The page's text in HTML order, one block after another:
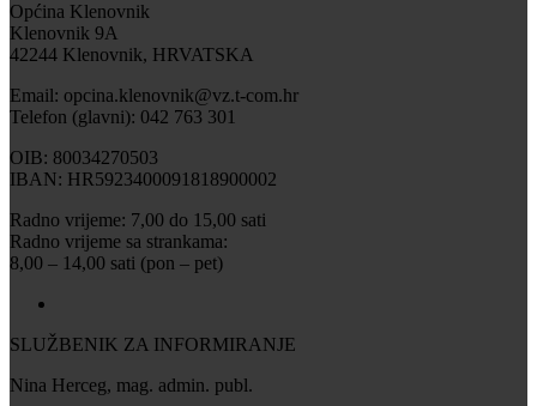
Općina Klenovnik
Klenovnik 9A
42244 Klenovnik, HRVATSKA
Email: opcina.klenovnik@vz.t-com.hr
Telefon (glavni): 042 763 301
OIB: 80034270503
IBAN: HR5923400091818900002
Radno vrijeme: 7,00 do 15,00 sati
Radno vrijeme sa strankama:
8,00 – 14,00 sati (pon – pet)
SLUŽBENIK ZA INFORMIRANJE
Nina Herceg, mag. admin. publ.